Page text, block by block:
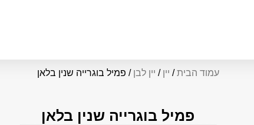
עמוד הבית/ יין / יין לבן / פמיל בוגרייה שנין בלאן
פמיל בוגרייה שנין בלאן